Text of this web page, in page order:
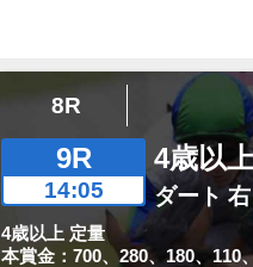
8R
9R
14:05
4歳以
ダート
4歳以上 定量
本賞金：700、280、180、110